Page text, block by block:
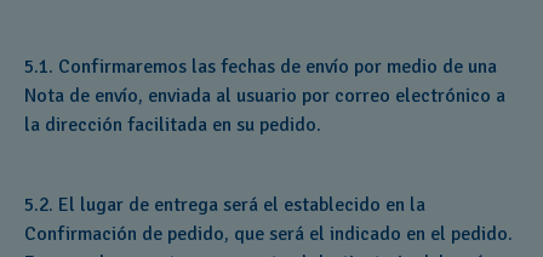
5.1. Confirmaremos las fechas de envío por medio de una
Nota de envío, enviada al usuario por correo electrónico a
la dirección facilitada en su pedido.
5.2. El lugar de entrega será el establecido en la
Confirmación de pedido, que será el indicado en el pedido.